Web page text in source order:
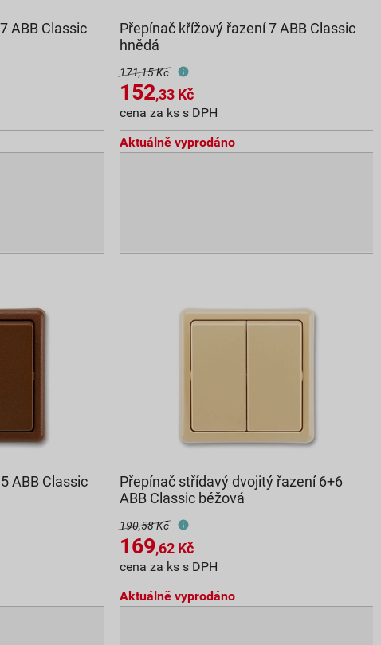
ABB Classic
Přepínač křížový řazení 7 ABB Classic
hnědá
171,15 Kč
152,33 Kč
cena za ks s DPH
Aktuálně vyprodáno
ABB Classic
Přepínač střídavý dvojitý řazení 6+6
ABB Classic béžová
190,58 Kč
169,62 Kč
cena za ks s DPH
Aktuálně vyprodáno